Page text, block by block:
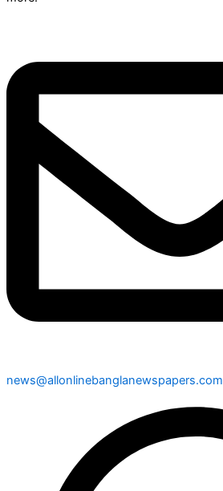
news@allonlinebanglanewspapers.com